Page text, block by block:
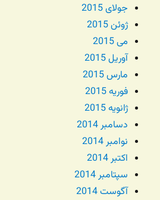
جولای 2015
ژوئن 2015
می 2015
آوریل 2015
مارس 2015
فوریه 2015
ژانویه 2015
دسامبر 2014
نوامبر 2014
اکتبر 2014
سپتامبر 2014
آگوست 2014